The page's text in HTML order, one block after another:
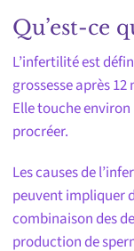
Qu’est-ce
L’infertilité est
grossesse après
Elle touche
procréer.
Les causes de
peuvent impliquer
combinaison des
production de